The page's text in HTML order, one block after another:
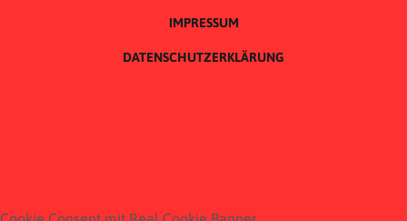
IMPRESSUM
DATENSCHUTZERKLÄRUNG